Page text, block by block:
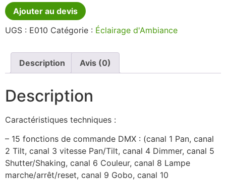
Ajouter au devis
UGS : E010 Catégorie : Éclairage d'Ambiance
Description Avis (0)
Description
Caractéristiques techniques :
– 15 fonctions de commande DMX : (canal 1 Pan, canal
2 Tilt, canal 3 vitesse Pan/Tilt, canal 4 Dimmer, canal 5
Shutter/Shaking, canal 6 Couleur, canal 8 Lampe
marche/arrêt/reset, canal 9 Gobo, canal 10